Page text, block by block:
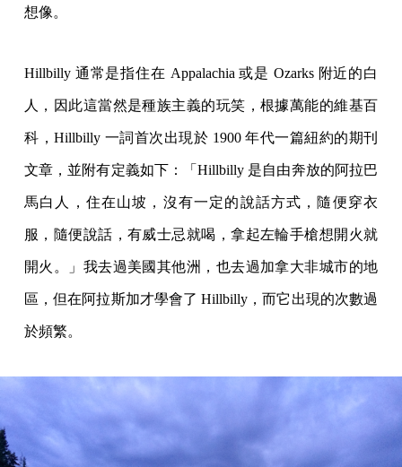
想像。
Hillbilly 通常是指住在 Appalachia 或是 Ozarks 附近的白
人，因此這當然是種族主義的玩笑，根據萬能的維基百
科，Hillbilly 一詞首次出現於 1900 年代一篇紐約的期刊
文章，並附有定義如下：「Hillbilly 是自由奔放的阿拉巴
馬白人，住在山坡，沒有一定的說話方式，隨便穿衣
服，隨便說話，有威士忌就喝，拿起左輪手槍想開火就
開火。」我去過美國其他洲，也去過加拿大非城市的地
區，但在阿拉斯加才學會了 Hillbilly，而它出現的次數過
於頻繁。